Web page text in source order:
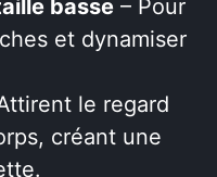
basse – Pour
et dynamiser
le regard
créant une